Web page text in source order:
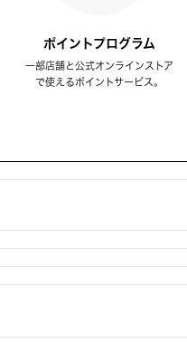
ポイントプログラム
一部店舗と公式オンラインストア
で使えるポイントサービス。